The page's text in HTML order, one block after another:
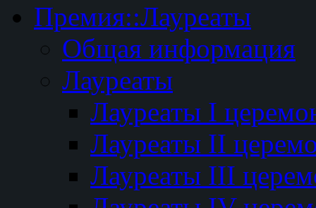
Премия::Лауреаты
Общая информация
Лауреаты
Лауреаты I
Лауреаты II
Лауреаты III